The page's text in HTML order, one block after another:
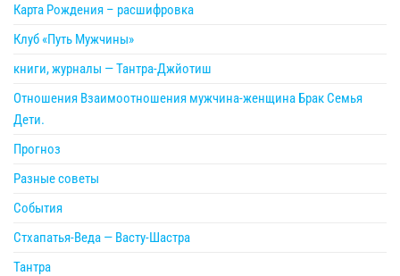
Карта Рождения – расшифровка
Клуб «Путь Мужчины»
книги, журналы — Тантра-Джйотиш
Отношения Взаимоотношения мужчина-женщина Брак Семья
Дети.
Прогноз
Разные советы
События
Стхапатья-Веда — Васту-Шастра
Тантра